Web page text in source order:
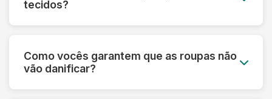
tecidos?
tecidos sintéticos e técnicos. Cada material
Como vocês garantem que as roupas não
vão danificar?